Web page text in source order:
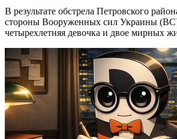
В результате обстрела Петровского
стороны Вооруженных сил Украины
четырехлетняя девочка и двое мирных